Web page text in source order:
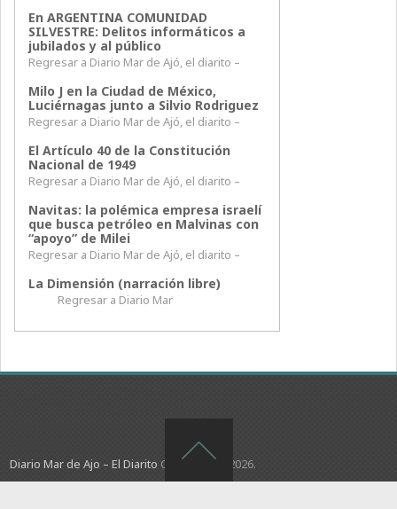
En ARGENTINA COMUNIDAD
SILVESTRE: Delitos informáticos a
jubilados y al público
Regresar a Diario Mar de Ajó, el diarito –
Milo J en la Ciudad de México,
Luciérnagas junto a Silvio Rodriguez
Regresar a Diario Mar de Ajó, el diarito –
El Artículo 40 de la Constitución
Nacional de 1949
Regresar a Diario Mar de Ajó, el diarito –
Navitas: la polémica empresa israelí
que busca petróleo en Malvinas con
“apoyo” de Milei
Regresar a Diario Mar de Ajó, el diarito –
La Dimensión (narración libre)
Regresar a Diario Mar
Diario Mar de Ajo – El Diarito Copyright © 2026.